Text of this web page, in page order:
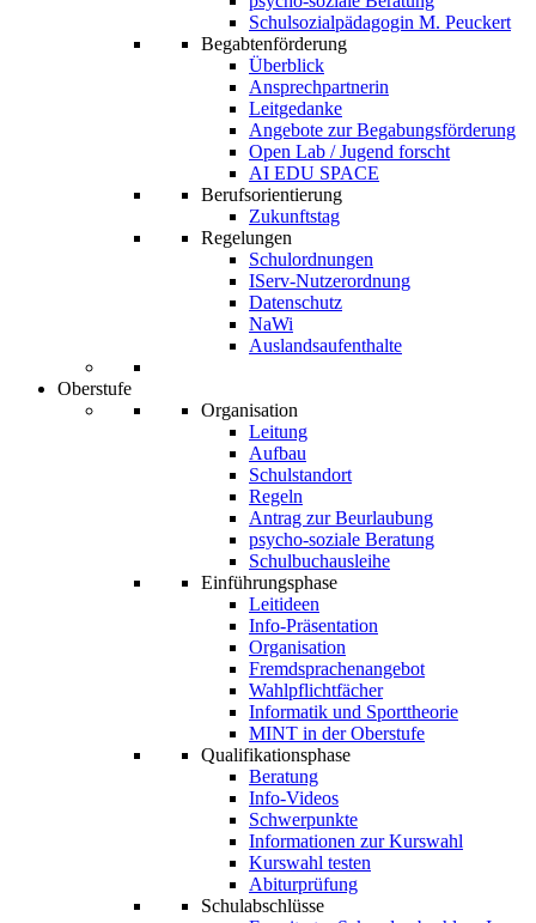
Schulsozialpädagogin M. Peuckert
Begabtenförderung
Überblick
Ansprechpartnerin
Leitgedanke
Angebote zur Begabungsförderung
Open Lab / Jugend forscht
AI EDU SPACE
Berufsorientierung
Zukunftstag
Regelungen
Schulordnungen
IServ-Nutzerordnung
Datenschutz
NaWi
Auslandsaufenthalte
Oberstufe
Organisation
Leitung
Aufbau
Schulstandort
Regeln
Antrag zur Beurlaubung
psycho-soziale Beratung
Schulbuchausleihe
Einführungsphase
Leitideen
Info-Präsentation
Organisation
Fremdsprachenangebot
Wahlpflichtfächer
Informatik und Sporttheorie
MINT in der Oberstufe
Qualifikationsphase
Beratung
Info-Videos
Schwerpunkte
Informationen zur Kurswahl
Kurswahl testen
Abiturprüfung
Schulabschlüsse